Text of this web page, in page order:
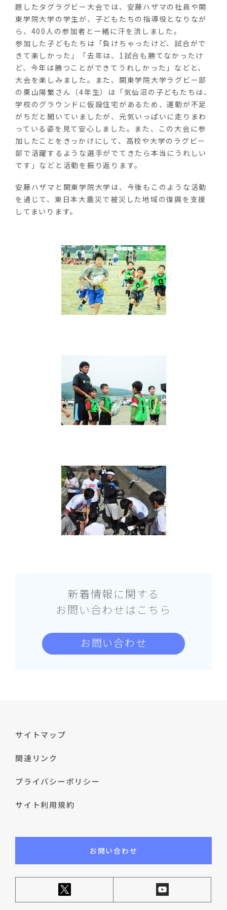
題したタグラグビー大会では、安藤ハザマの社員や関
東学院大学の学生が、子どもたちの指導役となりなが
ら、400人の参加者と一緒に汗を流しました。
参加した子どもたちは「負けちゃったけど、試合がで
きて楽しかった」「去年は、1試合も勝てなかったけ
ど、今年は勝つことができてうれしかった」などと、
大会を楽しみました。また、関東学院大学ラグビー部
の栗山陽繁さん（4年生）は「気仙沼の子どもたちは、
学校のグラウンドに仮設住宅があるため、運動が不足
がちだと聞いていましたが、元気いっぱいに走りまわ
っている姿を見て安心しました。また、この大会に参
加したことをきっかけにして、高校や大学のラグビー
部で活躍するような選手がでてきたら本当にうれしい
です」などと活動を振り返ります。
安藤ハザマと関東学院大学は、今後もこのような活動
を通じて、東日本大震災で被災した地域の復興を支援
してまいります。
新着情報に関する
お問い合わせはこちら
お問い合わせ
サイトマップ
関連リンク
プライバシーポリシー
サイト利用規約
お問い合わせ